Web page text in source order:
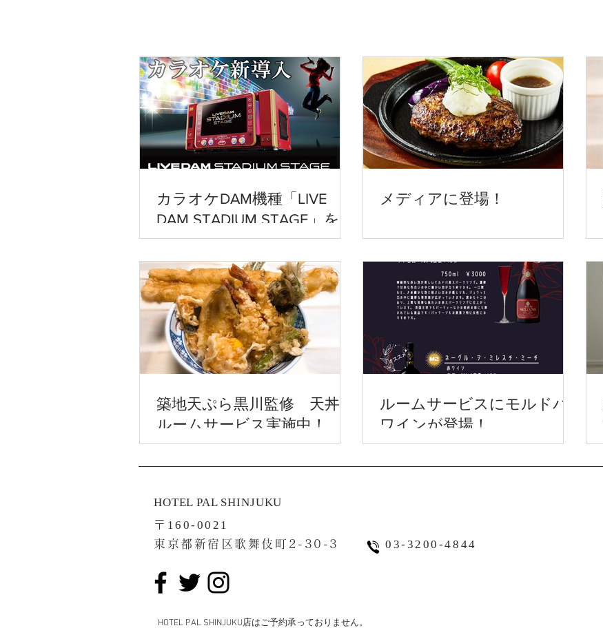
カラオケDAM機種「LIVE
DAM STADIUM STAGE」を導
入🎵
メディアに登場！
築地天ぷら黒川監修 天丼の
ルームサービス実施中！
ルームサービスにモルドバ
ワインが登場！
HOTEL PAL SHINJUKU
〒 160-0021
東京都新宿区歌舞伎町2-30-3 03-3200-4844
​​HOTEL PAL SHINJUKU店はご予約承っておりません。